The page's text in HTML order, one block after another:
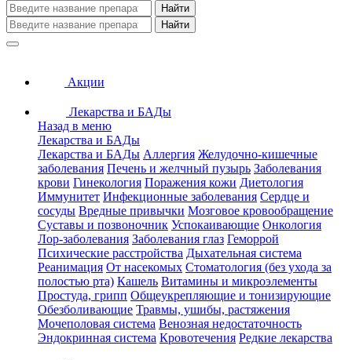
Найти
Найти
Акции
Лекарства и БАДы
Назад в меню
Лекарства и БАДы
Лекарства и БАДы Аллергия Желудочно-кишечные
заболевания Печень и желчный пузырь Заболевания
крови Гинекология Поражения кожи Диетология
Иммунитет Инфекционные заболевания Сердце и
сосуды Вредные привычки Мозговое кровообращение
Суставы и позвоночник Успокаивающие Онкология
Лор-заболевания Заболевания глаз Геморрой
Психические расстройства Дыхательная система
Реанимация От насекомых Стоматология (без ухода за
полостью рта) Кашель Витамины и микроэлементы
Простуда, грипп Общеукрепляющие и тонизирующие
Обезболивающие Травмы, ушибы, растяжения
Мочеполовая система Венозная недостаточность
Эндокринная система Кровотечения Редкие лекарства